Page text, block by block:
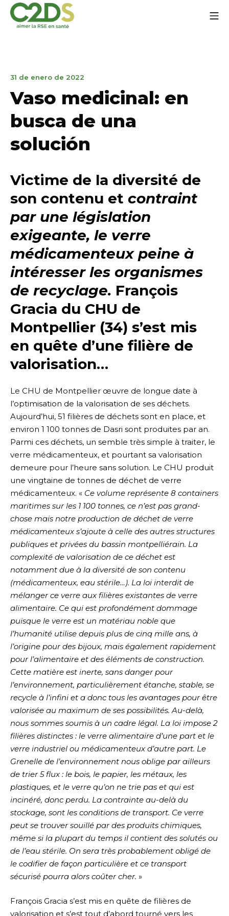
contenido
31 de enero de 2022
julio
2022
Vaso medicinal: en
busca de una
solución
Victime de la diversité de
son contenu et contraint
par une législation
exigeante, le verre
médicamenteux peine à
intéresser les organismes
de recyclage. François
Gracia du CHU de
Montpellier (34) s’est mis
en quête d’une filière de
valorisation…
Le CHU de Montpellier œuvre de longue date à
l’optimisation de la valorisation de ses déchets.
Aujourd’hui, 51 filières de déchets sont en place, et
environ 1 100 tonnes de Dasri sont produites par an.
Parmi ces déchets, un semble très simple à traiter, le
verre médicamenteux, et pourtant sa valorisation
demeure pour l’heure sans solution. Le CHU produit
une vingtaine de tonnes de déchet de verre
médicamenteux. « Ce volume représente 8 containers
maritimes sur les 1 100 tonnes, ce n’est pas grand-
chose mais notre production de déchet de verre
médicamenteux s’ajoute à celle des autres structures
publiques et privées du bassin montpelliérain. La
complexité de valorisation de ce déchet est
notamment due à la diversité de son contenu
(médicamenteux, eau stérile…). La loi interdit de
mélanger ce verre aux filières existantes de verre
alimentaire. Ce qui est profondément dommage
puisque le verre est un matériau noble que
l’humanité utilise depuis plus de cinq mille ans, à
l’origine pour des bijoux, mais également rapidement
pour l’alimentaire et des éléments de construction.
Cette matière est inerte, sans danger pour
l’environnement, particulièrement étanche, stable, se
recycle à l’infini et a donc tous les avantages pour être
valorisée au maximum de ses possibilités. Au-delà,
nous sommes soumis à un cadre légal. La loi impose 2
filières distinctes : le verre alimentaire d’une part et le
verre industriel ou médicamenteux d’autre part. Le
Grenelle de l’environnement nous oblige par ailleurs
de trier 5 flux : le bois, le papier, les métaux, les
plastiques, et le verre qu’on ne trie pas et qui est
incinéré, donc perdu. La contrainte au-delà du
stockage, sont les conditions de transport. Ce verre
peut se trouver souillé par des produits chimiques,
même si la plupart du temps il contient des solutés ou
de l’eau stérile. On sera très probablement obligé de
le codifier de façon particulière et ce transport
sécurisé pourra alors coûter cher. »
François Gracia s’est mis en quête de filières de
valorisation et s’est tout d’abord tourné vers les